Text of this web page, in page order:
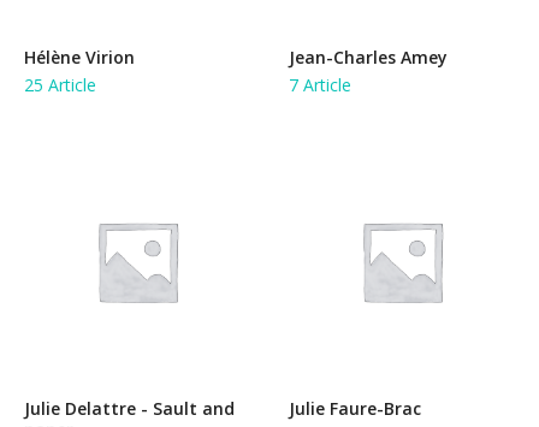
Hélène Virion
25 Article
Jean-Charles Amey
7 Article
Julie Delattre - Sault and
Julie Faure-Brac